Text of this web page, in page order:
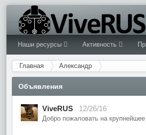
Наши ресурсы Активность
Главная Александр
Объявления
ViveRUS 12/26/16
Добро пожаловать на